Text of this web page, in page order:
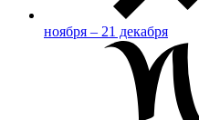
ноября – 21 декабря